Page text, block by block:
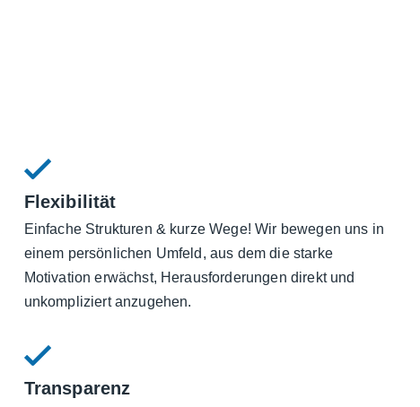
Flexibilität
Einfache Strukturen & kurze Wege! Wir bewegen uns in
einem persönlichen Umfeld, aus dem die starke
Motivation erwächst, Herausforderungen direkt und
unkompliziert anzugehen.
Transparenz